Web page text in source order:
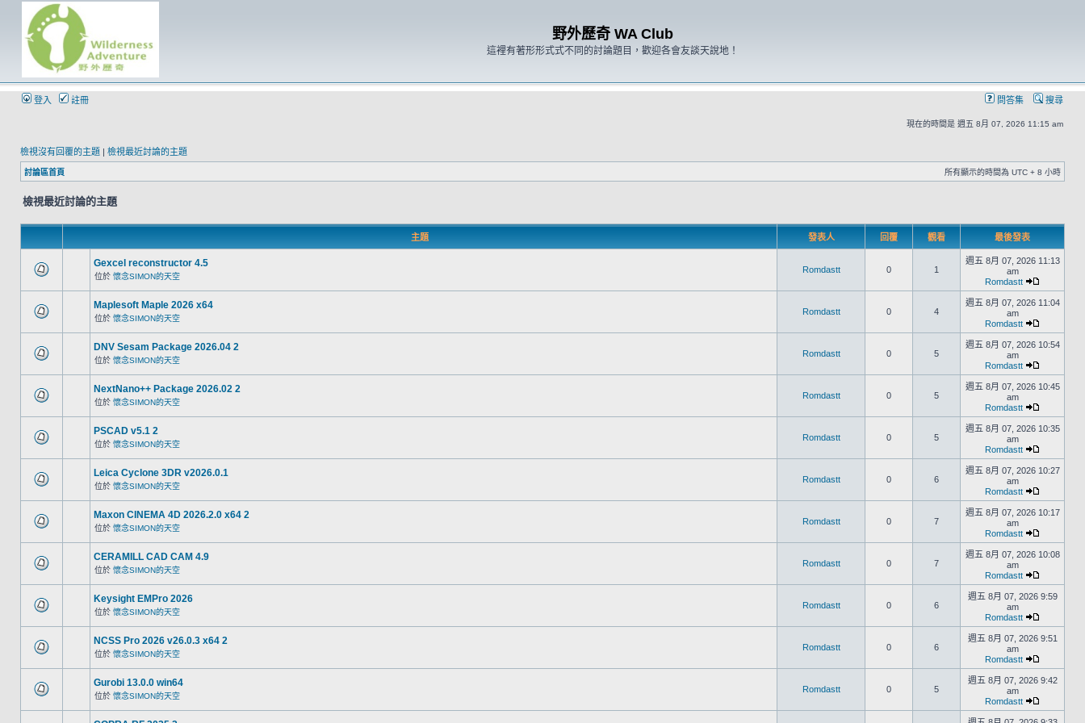
野外歷奇 WA Club
這裡有著形形式式不同的討論題目，歡迎各會友談天說地！
登入 註冊 問答集 搜尋
現在的時間是 週五 8月 07, 2026 11:15 am
檢視沒有回覆的主題 | 檢視最近討論的主題
討論區首頁 所有顯示的時間為 UTC + 8 小時
檢視最近討論的主題
主題 發表人 回覆 觀看 最後發表
Gexcel reconstructor 4.5
位於 懷念SIMON的天空
Romdastt 0 1
週五 8月 07, 2026 11:13
am
Romdastt
Maplesoft Maple 2026 x64
位於 懷念SIMON的天空
Romdastt 0 4
週五 8月 07, 2026 11:04
am
Romdastt
DNV Sesam Package 2026.04 2
位於 懷念SIMON的天空
Romdastt 0 5
週五 8月 07, 2026 10:54
am
Romdastt
NextNano++ Package 2026.02 2
位於 懷念SIMON的天空
Romdastt 0 5
週五 8月 07, 2026 10:45
am
Romdastt
PSCAD v5.1 2
位於 懷念SIMON的天空
Romdastt 0 5
週五 8月 07, 2026 10:35
am
Romdastt
Leica Cyclone 3DR v2026.0.1
位於 懷念SIMON的天空
Romdastt 0 6
週五 8月 07, 2026 10:27
am
Romdastt
Maxon CINEMA 4D 2026.2.0 x64 2
位於 懷念SIMON的天空
Romdastt 0 7
週五 8月 07, 2026 10:17
am
Romdastt
CERAMILL CAD CAM 4.9
位於 懷念SIMON的天空
Romdastt 0 7
週五 8月 07, 2026 10:08
am
Romdastt
Keysight EMPro 2026
位於 懷念SIMON的天空
Romdastt 0 6
週五 8月 07, 2026 9:59
am
Romdastt
NCSS Pro 2026 v26.0.3 x64 2
位於 懷念SIMON的天空
Romdastt 0 6
週五 8月 07, 2026 9:51
am
Romdastt
Gurobi 13.0.0 win64
位於 懷念SIMON的天空
Romdastt 0 5
週五 8月 07, 2026 9:42
am
Romdastt